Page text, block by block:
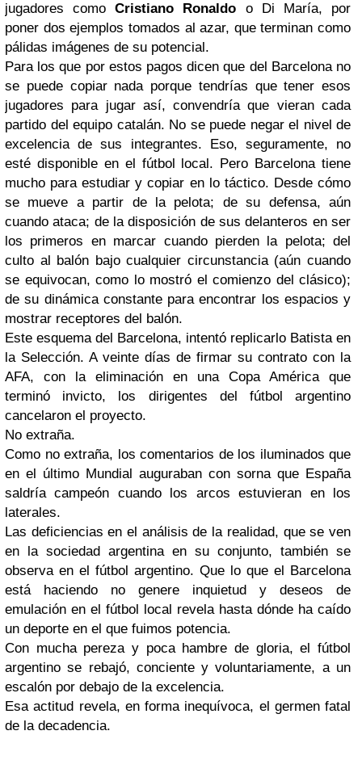
jugadores comoCristiano Ronaldo o Di María, por
poner dos ejemplos tomados al azar, que terminan como
pálidas imágenes de su potencial.
Para los que por estos pagos dicen que del Barcelona no
se puede copiar nada porque tendrías que tener esos
jugadores para jugar así, convendría que vieran cada
partido del equipo catalán. No se puede negar el nivel de
excelencia de sus integrantes. Eso, seguramente, no
esté disponible en el fútbol local. Pero Barcelona tiene
mucho para estudiar y copiar en lo táctico. Desde cómo
se mueve a partir de la pelota; de su defensa, aún
cuando ataca; de la disposición de sus delanteros en ser
los primeros en marcar cuando pierden la pelota; del
culto al balón bajo cualquier circunstancia (aún cuando
se equivocan, como lo mostró el comienzo del clásico);
de su dinámica constante para encontrar los espacios y
mostrar receptores del balón.
Este esquema del Barcelona, intentó replicarlo Batista en
la Selección. A veinte días de firmar su contrato con la
AFA, con la eliminación en una Copa América que
terminó invicto, los dirigentes del fútbol argentino
cancelaron el proyecto.
No extraña.
Como no extraña, los comentarios de los iluminados que
en el último Mundial auguraban con sorna que España
saldría campeón cuando los arcos estuvieran en los
laterales.
Las deficiencias en el análisis de la realidad, que se ven
en la sociedad argentina en su conjunto, también se
observa en el fútbol argentino. Que lo que el Barcelona
está haciendo no genere inquietud y deseos de
emulación en el fútbol local revela hasta dónde ha caído
un deporte en el que fuimos potencia.
Con mucha pereza y poca hambre de gloria, el fútbol
argentino se rebajó, conciente y voluntariamente, a un
escalón por debajo de la excelencia.
Esa actitud revela, en forma inequívoca, el germen fatal
de la decadencia.